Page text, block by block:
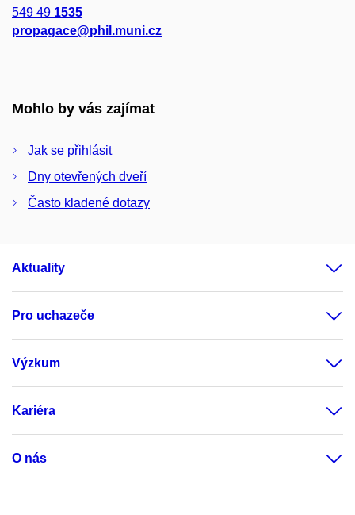
549 49 1535
propagace@phil.muni.cz
Mohlo by vás zajímat
Jak se přihlásit
Dny otevřených dveří
Často kladené dotazy
Aktuality
Pro uchazeče
Výzkum
Kariéra
O nás